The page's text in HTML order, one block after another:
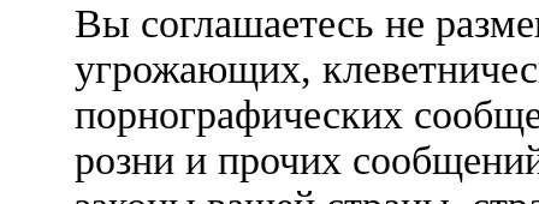
Вы соглашаетесь не
угрожающих,
порнографических
розни и прочих